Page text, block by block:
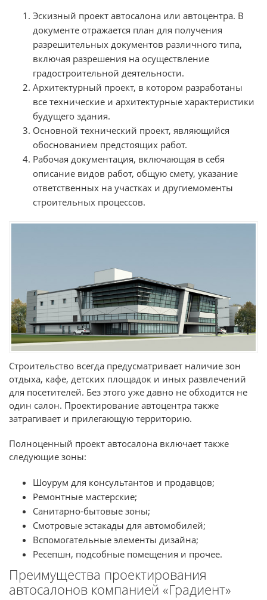
Эскизный проект автосалона или автоцентра. В
документе отражается план для получения
разрешительных документов различного типа,
включая разрешения на осуществление
градостроительной деятельности.
Архитектурный проект, в котором разработаны
все технические и архитектурные характеристики
будущего здания.
Основной технический проект, являющийся
обоснованием предстоящих работ.
Рабочая документация, включающая в себя
описание видов работ, общую смету, указание
ответственных на участках и другиемоменты
строительных процессов.
Строительство всегда предусматривает наличие зон
отдыха, кафе, детских площадок и иных развлечений
для посетителей. Без этого уже давно не обходится не
один салон. Проектирование автоцентра также
затрагивает и прилегающую территорию.
Полноценный проект автосалона включает также
следующие зоны:
Шоурум для консультантов и продавцов;
Ремонтные мастерские;
Санитарно-бытовые зоны;
Смотровые эстакады для автомобилей;
Вспомогательные элементы дизайна;
Ресепшн, подсобные помещения и прочее.
Преимущества проектирования
автосалонов компанией «Градиент»